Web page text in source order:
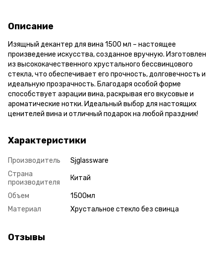
Описание
Изящный декантер для вина 1500 мл – настоящее
произведение искусства, созданное вручную. Изготовлен
из высококачественного хрустального бессвинцового
стекла, что обеспечивает его прочность, долговечность и
идеальную прозрачность. Благодаря особой форме
способствует аэрации вина, раскрывая его вкусовые и
ароматические нотки. Идеальный выбор для настоящих
ценителей вина и отличный подарок на любой праздник!
Характеристики
Производитель
Sjglassware
Страна
производителя
Китай
Объем
1500мл
Материал
Хрустальное стекло без свинца
Отзывы